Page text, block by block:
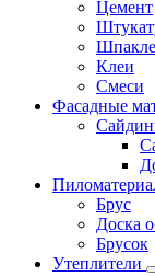
Цемент
Клеи
Смеси
Фасадные
Брус
Доска
Брусок
Утеплители